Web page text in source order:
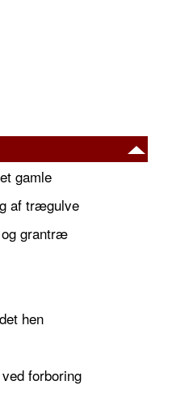
gamle
af trægulve
grantræ
hen
forboring